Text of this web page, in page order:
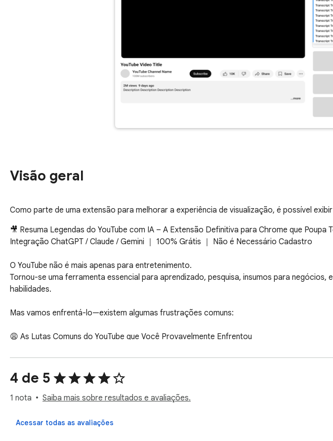
Visão geral
Como parte de uma extensão para melhorar a experiência de visualização, é possível
🎥 Resuma Legendas do YouTube com IA – A Extensão Definitiva para Chrome que Poupa
Integração ChatGPT / Claude / Gemini ｜ 100% Grátis ｜ Não é Necessário Cadastro
O YouTube não é mais apenas para entretenimento.
Tornou-se uma ferramenta essencial para aprendizado, pesquisa, insumos para negócios,
habilidades.
Mas vamos enfrentá-lo—existem algumas frustrações comuns:
😩 As Lutas Comuns do YouTube que Você Provavelmente Enfrentou
- “Comecei a assistir, mas não consegui encontrar o ponto principal.”
- “O vídeo está em um idioma que não domino, e as legendas não ajudam muito.”
- “Deixei tocando ao fundo, mas não absorvi nada.”
- “Salvei para ver mais tarde... mas nunca voltei.”
O YouTube é poderoso, mas não foi construído para a extração eficiente de informações.
4 de 5
1 nota Saiba mais sobre resultados e avaliações.
Acessar todas as avaliações